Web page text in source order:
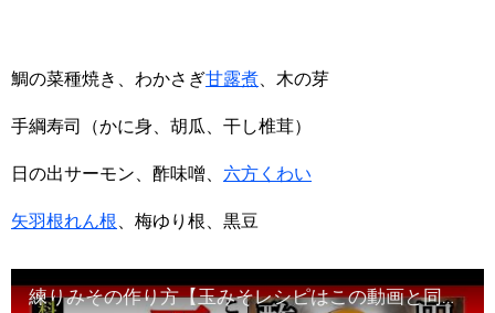
鯛の菜種焼き、わかさぎ甘露煮 、木の芽
手綱寿司（かに身、胡瓜、干し椎茸）
日の出サーモン、酢味噌、 六方くわい
矢羽根れん根 、梅ゆり根、黒豆
練りみその作り方【玉みそレシピはこの動画と同じ手順で完了します】Japanese food